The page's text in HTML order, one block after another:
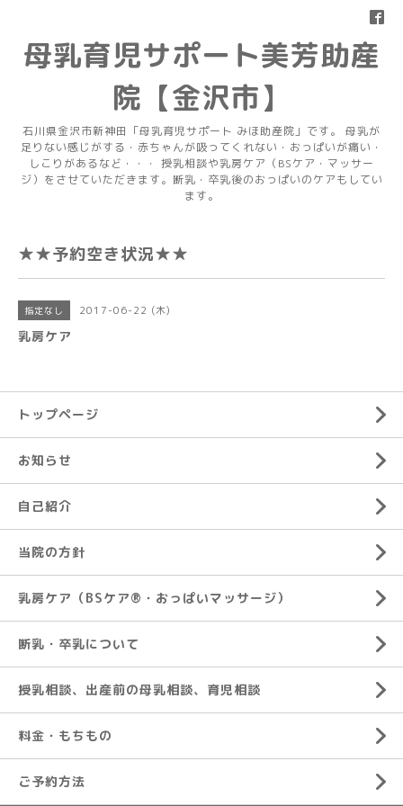
母乳育児サポート美芳助産
院【金沢市】
石川県金沢市新神田「母乳育児サポート みほ助産院」です。 母乳が
足りない感じがする・赤ちゃんが吸ってくれない・おっぱいが痛い・
しこりがあるなど・・・ 授乳相談や乳房ケア（BSケア・マッサー
ジ）をさせていただきます。断乳・卒乳後のおっぱいのケアもしてい
ます。
★★予約空き状況★★
指定なし 2017-06-22 (木)
乳房ケア
トップページ
お知らせ
自己紹介
当院の方針
乳房ケア（BSケア®︎・おっぱいマッサージ）
断乳・卒乳について
授乳相談、出産前の母乳相談、育児相談
料金・もちもの
ご予約方法